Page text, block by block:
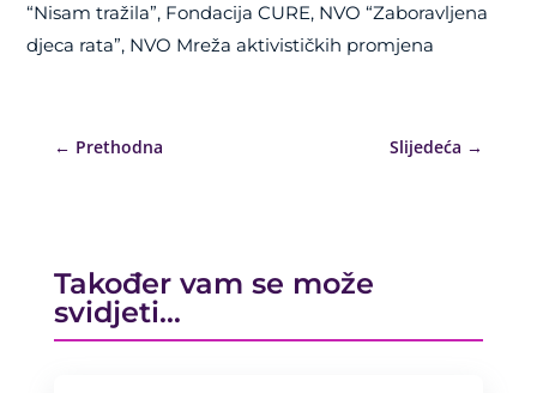
“Nisam tražila”, Fondacija CURE, NVO “Zaboravljena
djeca rata”, NVO Mreža aktivističkih promjena
← Prethodna Slijedeća →
Također vam se može
svidjeti…